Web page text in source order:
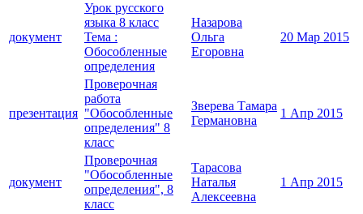
документ
Урок русского
языка 8 класс
Тема :
Обособленные
определения
Назарова
Ольга
Егоровна
20 Мар 2015
презентация
Проверочная
работа
"Обособленные
определения" 8
класс
Зверева Тамара
Германовна
1 Апр 2015
документ
Проверочная
"Обособленные
определения", 8
класс
Тарасова
Наталья
Алексеевна
1 Апр 2015